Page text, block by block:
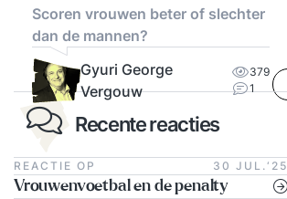
Scoren vrouwen beter of slechter
dan de mannen?
Gyuri George
Vergouw
379
1
Recente reacties
REACTIE OP 30 JUL.‘25
Vrouwenvoetbal en de penalty